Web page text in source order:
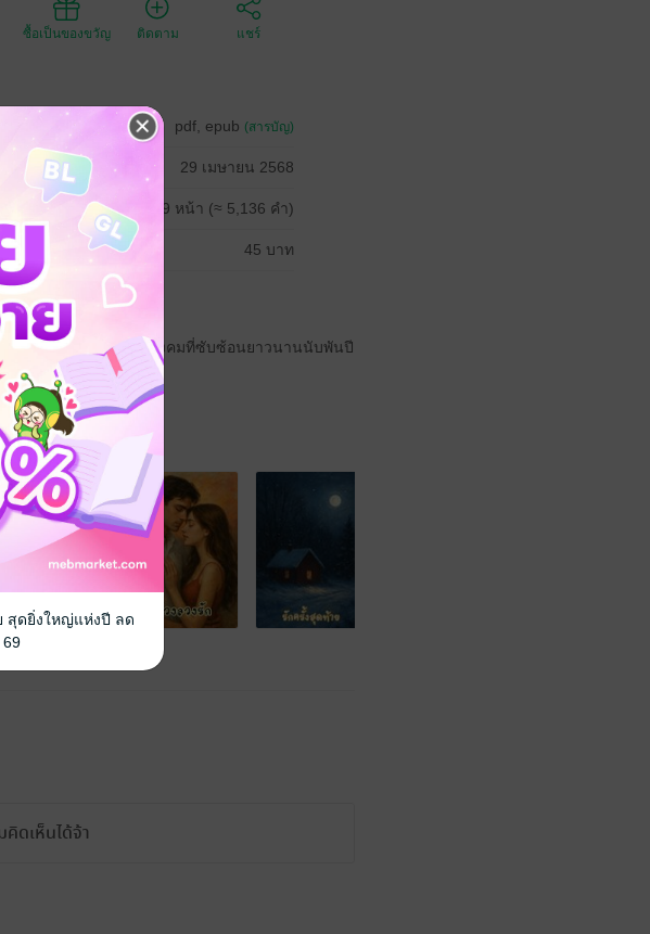
ซื้อเป็นของขวัญ ติดตาม แชร์
pdf, epub (สารบัญ)
29 เมษายน 2568
19 หน้า (≈ 5,136 คำ)
45 บาท
หน้าที่และบทบาทในสังคมที่ซับซ้อนยาวนานนับพันปี
ดเห็นได้จ้า
สุดยิ่งใหญ่แห่งปี ลด